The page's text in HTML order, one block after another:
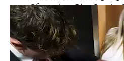
Champion Big Comic
Shonen Magazine
Champion Manga
Sunday Photobooks
Magazine
SMART